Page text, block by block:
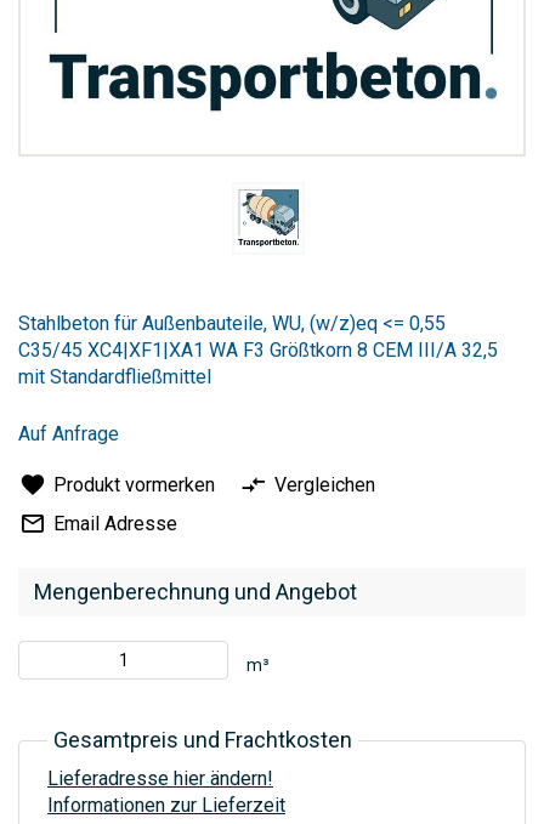
der
Bildergalerie
springen
Mengenberechnung und Angebot
m³
Gesamtpreis und Frachtkosten
Lieferadresse hier ändern!
Informationen zur Lieferzeit
Stahlbeton für Außenbauteile, WU, (w/z)eq <= 0,55
C35/45 XC4|XF1|XA1 WA F3 Größtkorn 8 CEM III/A 32,5
mit Standardfließmittel
Auf Anfrage
Produkt vormerken
Vergleichen
Email Adresse